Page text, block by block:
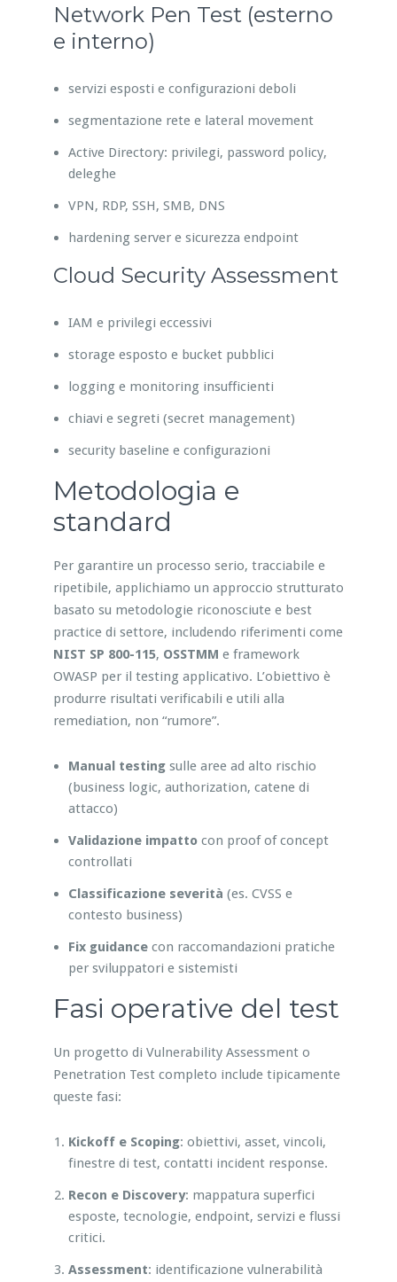
Network Pen Test (esterno
e interno)
servizi esposti e configurazioni deboli
segmentazione rete e lateral movement
Active Directory: privilegi, password policy,
deleghe
VPN, RDP, SSH, SMB, DNS
hardening server e sicurezza endpoint
Cloud Security Assessment
IAM e privilegi eccessivi
storage esposto e bucket pubblici
logging e monitoring insufficienti
chiavi e segreti (secret management)
security baseline e configurazioni
Metodologia e
standard
Per garantire un processo serio, tracciabile e
ripetibile, applichiamo un approccio strutturato
basato su metodologie riconosciute e best
practice di settore, includendo riferimenti come
NIST SP 800-115, OSSTMM e framework
OWASP per il testing applicativo. L’obiettivo è
produrre risultati verificabili e utili alla
remediation, non “rumore”.
Manual testingsulle aree ad alto rischio
(business logic, authorization, catene di
attacco)
Validazione impattocon proof of concept
controllati
Classificazione severità (es. CVSS e
contesto business)
Fix guidancecon raccomandazioni pratiche
per sviluppatori e sistemisti
Fasi operative del test
Un progetto di Vulnerability Assessment o
Penetration Test completo include tipicamente
queste fasi:
Kickoff e Scoping: obiettivi, asset, vincoli,
finestre di test, contatti incident response.
Recon e Discovery: mappatura superfici
esposte, tecnologie, endpoint, servizi e flussi
critici.
Assessment: identificazione vulnerabilità